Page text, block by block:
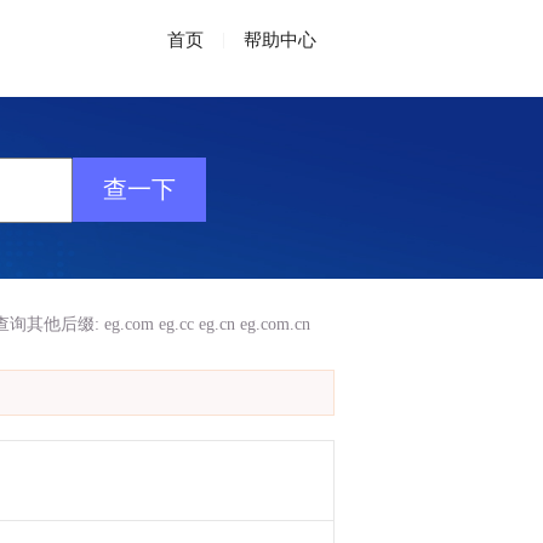
首页 帮助中心
询其他后缀: eg.com eg.cc eg.cn eg.com.cn